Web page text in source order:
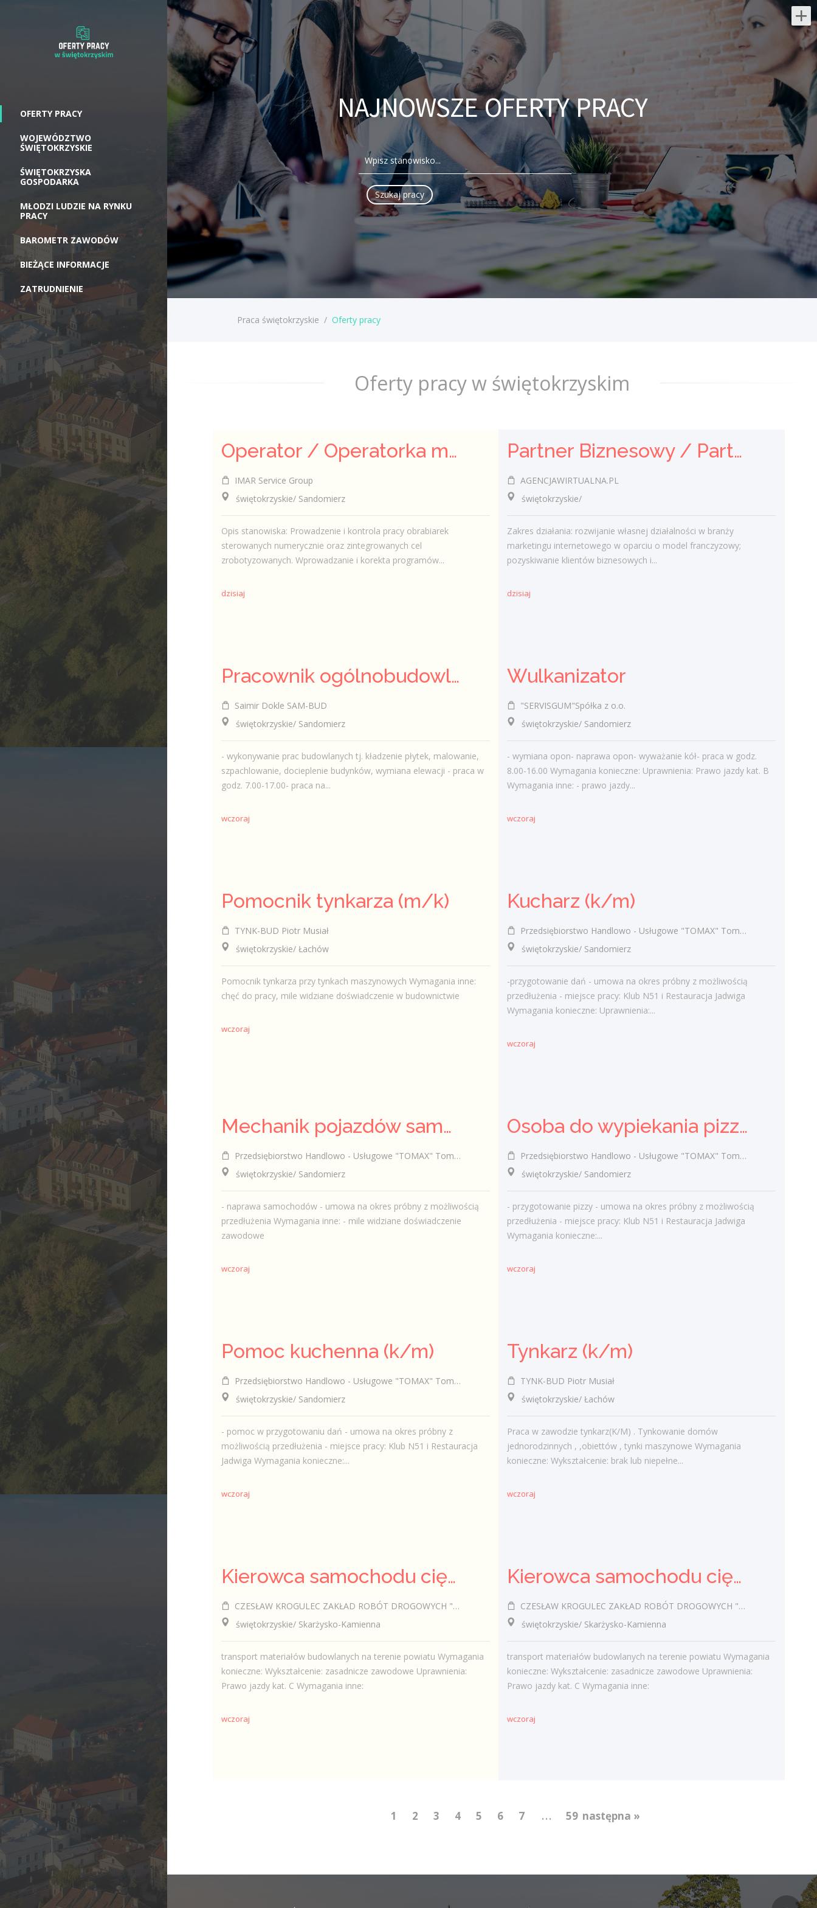
Najnowsze oferty pracy:
Operator / Operatorka
maszyn CNC (K/M)
IMAR Service Group
świętokrzyskie/ Sandomierz
Opis stanowiska: Prowadzenie i kontrola
pracy obrabiarek sterowanych
numerycznie oraz zintegrowanych cel
zrobotyzowanych. Wprowadzanie i korekta
programów...
dzisiaj
Partner Biznesowy /
Partnerka Biznesowa –
agencja marketingu online
franczyzowy; pozyskiwanie klientów
Pracownik ogólnobudowlany (
- wykonywanie prac budowlanych tj.
kładzenie płytek, malowanie,
szpachlowanie, docieplenie budynków,
Prawo jazdy kat. B Wymagania inne: -
prawo jazdy...
Pomocnik tynkarza przy tynkach
pracy, mile widziane doświadczenie w
budownictwie
Więcej ofert pracy
Nowoczesne technologie w pracy. Jak
z tym radzą sobie starsi pracownicy?
2 lutego 2021
W województwie świętokrzyskim
Gość-Obcokrajowcy w
świętokrzyskim
województwie świętokrzyskim
Kategorie
Struktura zatrudnienia
OFERTY PRACY
WOJEWÓDZTWO
ŚWIĘTOKRZYSKIE
ŚWIĘTOKRZYSKA
GOSPODARKA
MŁODZI LUDZIE NA RYNKU
PRACY
BAROMETR ZAWODÓW
BIEŻĄCE INFORMACJE
ZATRUDNIENIE
NAJNOWSZE OFERTY PRACY
Praca świętokrzyskie / Oferty pracy
Oferty pracy w świętokrzyskim
Operator / Operatorka maszyn CNC (K/M)
IMAR Service Group
świętokrzyskie/ Sandomierz
Opis stanowiska: Prowadzenie i kontrola pracy obrabiarek
sterowanych numerycznie oraz zintegrowanych cel
zrobotyzowanych. Wprowadzanie i korekta programów...
dzisiaj
Partner Biznesowy / Partnerka Biznesowa – agencja marketingu online
AGENCJAWIRTUALNA.PL
świętokrzyskie/
Zakres działania: rozwijanie własnej działalności w branży
marketingu internetowego w oparciu o model franczyzowy;
pozyskiwanie klientów biznesowych i...
dzisiaj
Pracownik ogólnobudowlany ( k/m)
Saimir Dokle SAM-BUD
świętokrzyskie/ Sandomierz
- wykonywanie prac budowlanych tj. kładzenie płytek, malowanie,
szpachlowanie, docieplenie budynków, wymiana elewacji - praca w
godz. 7.00-17.00- praca na...
wczoraj
Wulkanizator
"SERVISGUM"Spółka z o.o.
świętokrzyskie/ Sandomierz
- wymiana opon- naprawa opon- wyważanie kół- praca w godz.
8.00-16.00 Wymagania konieczne: Uprawnienia: Prawo jazdy kat. B
Wymagania inne: - prawo jazdy...
wczoraj
Pomocnik tynkarza (m/k)
TYNK-BUD Piotr Musiał
świętokrzyskie/ Łachów
Pomocnik tynkarza przy tynkach maszynowych Wymagania inne:
chęć do pracy, mile widziane doświadczenie w budownictwie
wczoraj
Kucharz (k/m)
Przedsiębiorstwo Handlowo - Usługowe "TOMAX" Tomasz Winiarski
świętokrzyskie/ Sandomierz
-przygotowanie dań - umowa na okres próbny z możliwością
przedłużenia - miejsce pracy: Klub N51 i Restauracja Jadwiga
Wymagania konieczne: Uprawnienia:...
wczoraj
Mechanik pojazdów samochodowych (k/m)
Przedsiębiorstwo Handlowo - Usługowe "TOMAX" Tomasz Winiarski
świętokrzyskie/ Sandomierz
- naprawa samochodów - umowa na okres próbny z możliwością
przedłużenia Wymagania inne: - mile widziane doświadczenie
zawodowe
wczoraj
Osoba do wypiekania pizzy (k/m)
Przedsiębiorstwo Handlowo - Usługowe "TOMAX" Tomasz Winiarski
świętokrzyskie/ Sandomierz
- przygotowanie pizzy - umowa na okres próbny z możliwością
przedłużenia - miejsce pracy: Klub N51 i Restauracja Jadwiga
Wymagania konieczne:...
wczoraj
Pomoc kuchenna (k/m)
Przedsiębiorstwo Handlowo - Usługowe "TOMAX" Tomasz Winiarski
świętokrzyskie/ Sandomierz
- pomoc w przygotowaniu dań - umowa na okres próbny z
możliwością przedłużenia - miejsce pracy: Klub N51 i Restauracja
Jadwiga Wymagania konieczne:...
wczoraj
Tynkarz (k/m)
TYNK-BUD Piotr Musiał
świętokrzyskie/ Łachów
Praca w zawodzie tynkarz(K/M) . Tynkowanie domów
jednorodzinnych , ,obiettów , tynki maszynowe Wymagania
konieczne: Wykształcenie: brak lub niepełne...
wczoraj
Kierowca samochodu ciężarowego (k/m)
CZESŁAW KROGULEC ZAKŁAD ROBÓT DROGOWYCH "KROGULEC"
świętokrzyskie/ Skarżysko-Kamienna
transport materiałów budowlanych na terenie powiatu Wymagania
konieczne: Wykształcenie: zasadnicze zawodowe Uprawnienia:
Prawo jazdy kat. C Wymagania inne:
wczoraj
Kierowca samochodu ciężarowego (k/m)
CZESŁAW KROGULEC ZAKŁAD ROBÓT DROGOWYCH "KROGULEC"
świętokrzyskie/ Skarżysko-Kamienna
transport materiałów budowlanych na terenie powiatu Wymagania
konieczne: Wykształcenie: zasadnicze zawodowe Uprawnienia:
Prawo jazdy kat. C Wymagania inne:
wczoraj
1 2 3 4 5 6 7 ... 59 następna »